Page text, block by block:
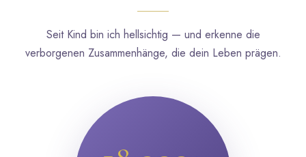
Seit Kind bin ich hellsichtig — und erkenne die
verborgenen Zusammenhänge, die dein Leben prägen.